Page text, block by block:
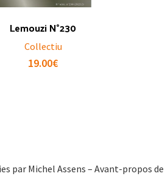
Lemouzi N°230
Collectiu
19.00€
par Michel Assens – Avant-propos